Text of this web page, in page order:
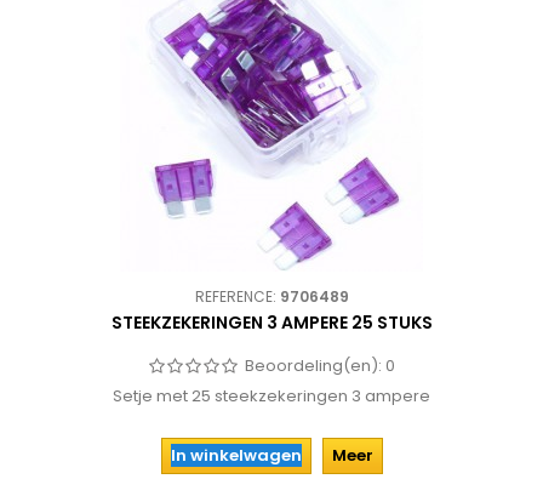
REFERENCE: 9706489
STEEKZEKERINGEN 3 AMPERE 25 STUKS
Beoordeling(en): 0
Setje met 25 steekzekeringen 3 ampere
In winkelwagen
Meer